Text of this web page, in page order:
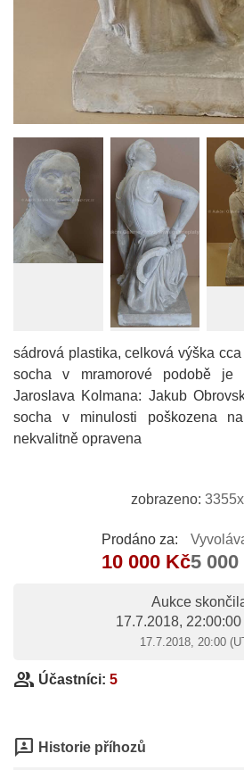
sádrová plastika, celková výška
socha v mramorové podobě je
Jaroslava Kolmana: Jakub
socha v minulosti poškozena
nekvalitně opravena
zobrazeno: 3355x
Prodáno za:
10 000 Kč5
Aukce
17.7.2018, 22:00:00
17.7.2018, 20:00
group Účastníci: 5
3p Historie příhozů